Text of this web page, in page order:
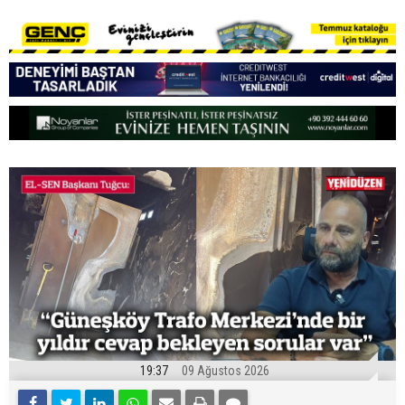
19:37 09 Ağustos 2026